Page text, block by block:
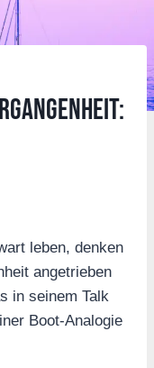
leben, denken
angetrieben
in seinem Talk
Boot-Analogie